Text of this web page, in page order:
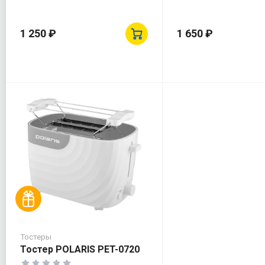
1 250 ₽ 1 650 ₽
Тостеры
Тостер POLARIS PET-0720